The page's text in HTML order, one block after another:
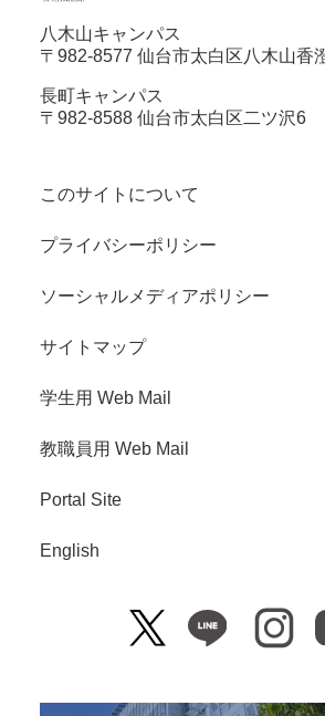
八木山キャンパス
〒982-8577 仙台市太白区八木山香
長町キャンパス
〒982-8588 仙台市太白区二ツ沢6
このサイトについて
プライバシーポリシー
ソーシャルメディアポリシー
サイトマップ
学生用 Web Mail
教職員用 Web Mail
Portal Site
English